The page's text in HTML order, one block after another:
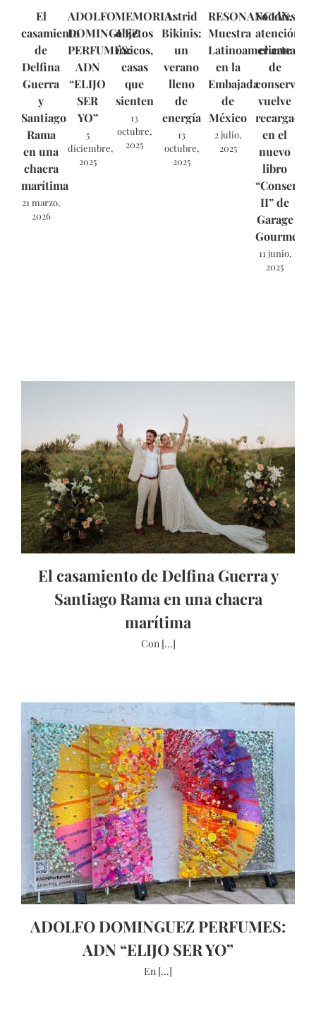
El
casamiento
de
Delfina
Guerra
y
Santiago
Rama
en una
chacra
marítima
21 marzo,
2026
ADOLFO
DOMINGUEZ
PERFUMES:
ADN
“ELIJO
SER
YO”
5
diciembre,
2025
MEMORIA:
objetos
únicos,
casas
que
sienten
13
octubre,
2025
Astrid
Bikinis:
un
verano
lleno
de
energía
13
octubre,
2025
RESONANCIAS,
Muestra
Latinoamericana
en la
Embajada
de
México
2 julio,
2025
Foodies,
atención:
el arte
de
conservar
vuelve
recargado
en el
nuevo
libro
“Conservas
II” de
Garage
Gourmet.
11 junio,
2025
El casamiento de Delfina Guerra y
Santiago Rama en una chacra
marítima
Con [...]
ADOLFO DOMINGUEZ PERFUMES:
ADN “ELIJO SER YO”
En [...]